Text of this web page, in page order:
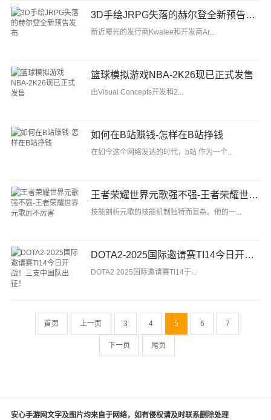
3D手绘JRPG失落的赫尔登全新预告发布
新近曝光的发行商Kwalee和开发商Ar...
篮球模拟游戏NBA-2K26现已正式发售
由Visual Concepts开发和2...
如何在B站赚钱-怎样在B站挣钱
在如今这个网络发达的时代，b站 作为一个...
王者荣耀世界元歌强不强-王者荣耀世界元歌厉不厉害
技能剖析元歌的技能机制独特而复杂。他的一...
DOTA2-2025国际邀请赛TI14今日开战！三支中国队出征！
DOTA2 2025国际邀请赛TI14于...
首页 上一页 3 4 5 6 7
下一页 尾页
安心手游网文字及图片均来自于网络，如有侵权请及时联系删除处理